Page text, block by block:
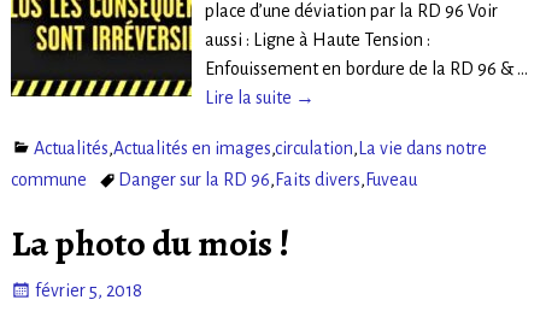
place d’une déviation par la RD 96 Voir
aussi : Ligne à Haute Tension :
Enfouissement en bordure de la RD 96 &…
Lire la suite →
Actualités,Actualités en images,circulation, La vie dans notre
commune
Danger sur la RD 96, Faits divers, Fuveau
La photo du mois !
février 5, 2018